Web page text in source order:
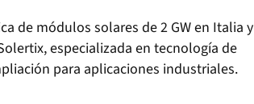
de módulos solares de 2 GW en Italia y
especializada en tecnología de
para aplicaciones industriales.